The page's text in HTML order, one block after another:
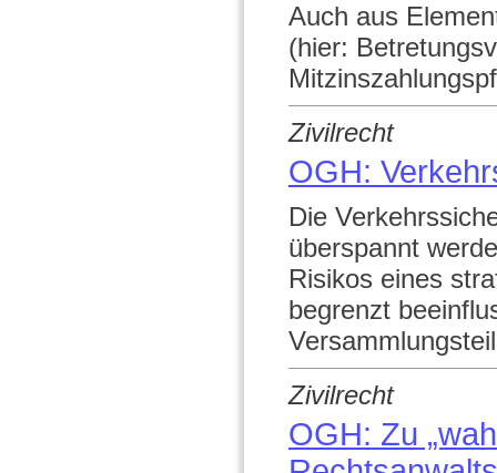
Auch aus
(hier:
Zivilrecht
OGH:
Die
überspannt
Risikos eines
begrenzt
Zivilrecht
OGH: Zu